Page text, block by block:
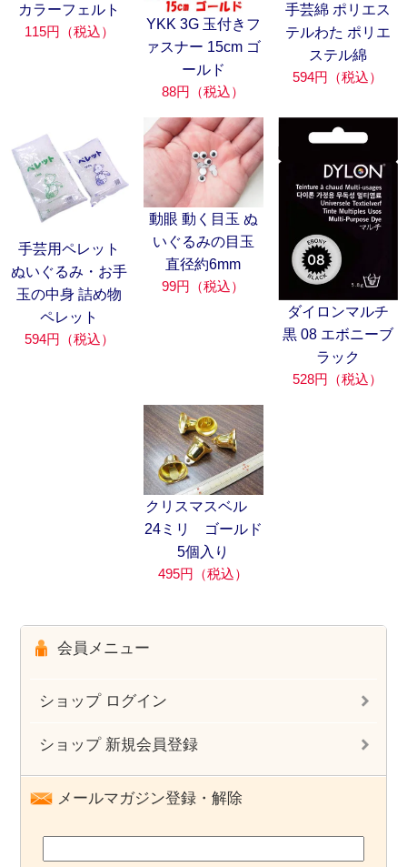
カラーフェルト
115円（税込）
YKK 3G 玉付きフ
ァスナー 15cm ゴ
ールド
88円（税込）
手芸綿 ポリエス
テルわた ポリエ
ステル綿
594円（税込）
手芸用ペレット
ぬいぐるみ・お手
玉の中身 詰め物
ペレット
594円（税込）
動眼 動く目玉 ぬ
いぐるみの目玉
直径約6mm
99円（税込）
ダイロンマルチ
黒 08 エボニーブ
ラック
528円（税込）
クリスマスベル
24ミリ ゴールド
5個入り
495円（税込）
会員メニュー
ショップ ログイン
ショップ 新規会員登録
メールマガジン登録・解除